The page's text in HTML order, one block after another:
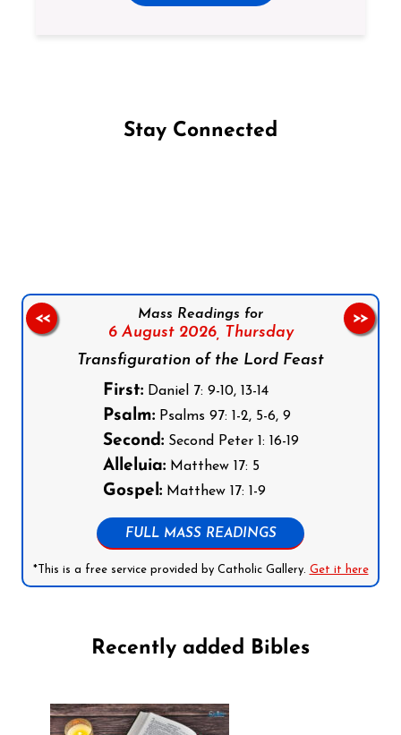
Stay Connected
Mass Readings for
6 August 2026,
Thursday
Transfiguration of the Lord Feast
First:Daniel 7: 9-10, 13-14
Psalm:Psalms 97: 1-2, 5-6, 9
Second:Second Peter 1: 16-19
Alleluia:Matthew 17: 5
Gospel:Matthew 17: 1-9
FULL MASS READINGS
*This is a free service provided by Catholic Gallery. Get it here
<< >>
Recently added Bibles